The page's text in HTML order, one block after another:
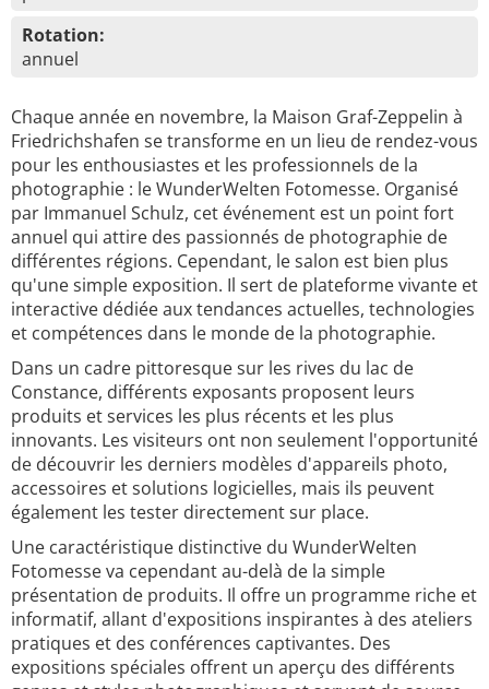
Rotation:
annuel
Chaque année en novembre, la Maison Graf-Zeppelin à
Friedrichshafen se transforme en un lieu de rendez-vous
pour les enthousiastes et les professionnels de la
photographie : le WunderWelten Fotomesse. Organisé
par Immanuel Schulz, cet événement est un point fort
annuel qui attire des passionnés de photographie de
différentes régions. Cependant, le salon est bien plus
qu'une simple exposition. Il sert de plateforme vivante et
interactive dédiée aux tendances actuelles, technologies
et compétences dans le monde de la photographie.
Dans un cadre pittoresque sur les rives du lac de
Constance, différents exposants proposent leurs
produits et services les plus récents et les plus
innovants. Les visiteurs ont non seulement l'opportunité
de découvrir les derniers modèles d'appareils photo,
accessoires et solutions logicielles, mais ils peuvent
également les tester directement sur place.
Une caractéristique distinctive du WunderWelten
Fotomesse va cependant au-delà de la simple
présentation de produits. Il offre un programme riche et
informatif, allant d'expositions inspirantes à des ateliers
pratiques et des conférences captivantes. Des
expositions spéciales offrent un aperçu des différents